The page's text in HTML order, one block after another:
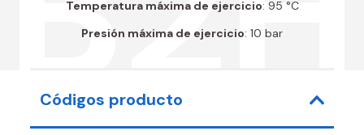
Temperatura máxima de ejercicio: 95 °C
Presión máxima de ejercicio: 10 bar
Códigos producto